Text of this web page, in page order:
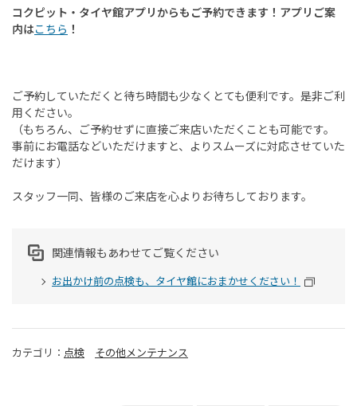
コクピット・タイヤ館アプリからもご予約できます！アプリご案
内はこちら ！
ご予約していただくと待ち時間も少なくとても便利です。是非ご利
用ください。
（もちろん、ご予約せずに直接ご来店いただくことも可能です。
事前にお電話などいただけますと、よりスムーズに対応させていた
だけます）
スタッフ一同、皆様のご来店を心よりお待ちしております。
関連情報もあわせてご覧ください
お出かけ前の点検も、タイヤ館におまかせください！
カテゴリ： 点検 その他メンテナンス